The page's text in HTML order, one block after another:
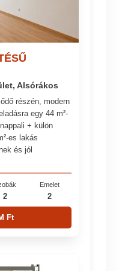
Alsórákos
részén, modern
egy 44 m²-
+ külön
es lakás
és jól
2
Emelet
2
Ft